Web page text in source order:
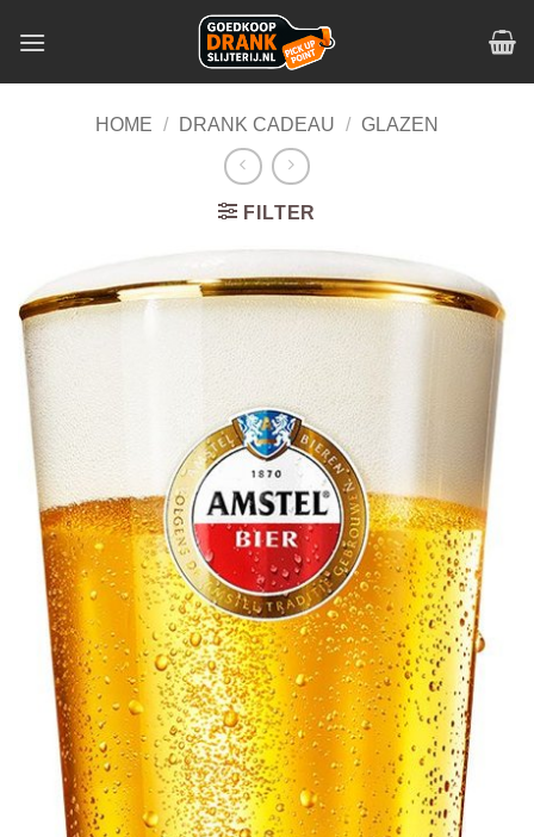
HOME / DRANK CADEAU / GLAZEN
FILTER